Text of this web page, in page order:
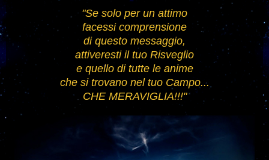
"Se solo per un attimo
facessi comprensione
di questo messaggio,
attiveresti il tuo Risveglio
e quello di tutte le anime
che si trovano nel tuo Campo...
CHE MERAVIGLIA!!!"